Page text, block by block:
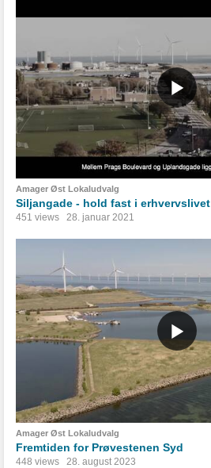
Amager Øst Lokaludvalg
Siljangade - hold fast i erhvervslivet
451 views 28. januar 2021
Amager Øst Lokaludvalg
Fremtiden for Prøvestenen Syd
448 views 28. august 2023